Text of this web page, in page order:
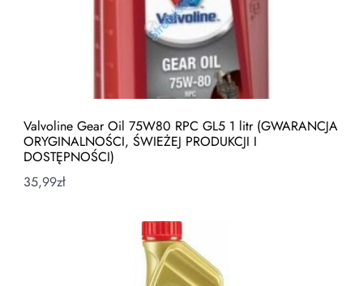
Valvoline Gear Oil 75W80 RPC GL5 1 litr (GWARANCJA
ORYGINALNOŚCI, ŚWIEŻEJ PRODUKCJI I
DOSTĘPNOŚCI)
35,99zł